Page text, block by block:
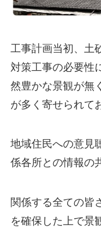
工事計画当初、土
対策工事の必要性
然豊かな景観が無
が多く寄せられて
地域住民への意見
係各所との情報の
関係する全ての皆
を確保した上で景